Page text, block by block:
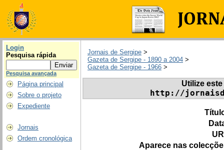
Login
Pesquisa rápida
Pesquisa avançada
Página principal
Sobre o projeto
Expediente
Jornais
Ordem cronológica
Jornais de Sergipe >
Gazeta de Sergipe - 1890 a 2004 >
Gazeta de Sergipe - 1966 >
Utilize
http://
Aparece nas